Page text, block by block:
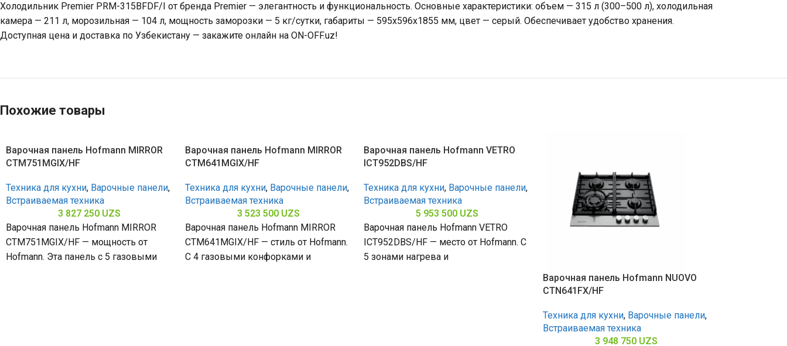
Холодильник Premier PRM-315BFDF/I от бренда Premier — элегантность и функциональность. Основные характеристики: объем — 315 л (300–500 л), холодильная
камера — 211 л, морозильная — 104 л, мощность заморозки — 5 кг/сутки, габариты — 595x596x1855 мм, цвет — серый. Обеспечивает удобство хранения.
Доступная цена и доставка по Узбекистану — закажите онлайн на ON-OFF.uz!
Похожие товары
Варочная панель Hofmann MIRROR
CTM751MGIX/HF
Техника для кухни, Варочные панели,
Встраиваемая техника
3 827 250 UZS
Варочная панель Hofmann MIRROR
CTM751MGIX/HF — мощность от
Hofmann. Эта панель с 5 газовыми
Варочная панель Hofmann MIRROR
CTM641MGIX/HF
Техника для кухни, Варочные панели,
Встраиваемая техника
3 523 500 UZS
Варочная панель Hofmann MIRROR
CTM641MGIX/HF — стиль от Hofmann.
С 4 газовыми конфорками и
Варочная панель Hofmann VETRO
ICT952DBS/HF
Техника для кухни, Варочные панели,
Встраиваемая техника
5 953 500 UZS
Варочная панель Hofmann VETRO
ICT952DBS/HF — место от Hofmann. С
5 зонами нагрева и
Варочная панель Hofmann NUOVO
CTN641FX/HF
Техника для кухни, Варочные панели,
Встраиваемая техника
3 948 750 UZS